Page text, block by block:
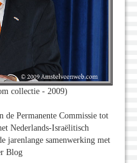
collectie - 2009)
de Permanente Commissie tot
Nederlands-Israëlitisch
jarenlange samenwerking met
Blog